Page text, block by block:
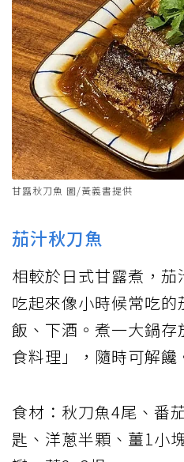
甘露秋刀魚 圖/黃義書提供
茄汁秋刀魚
相較於日式甘露煮，茄
吃起來像小時候常吃
飯、下酒。煮一大鍋
食料理」，隨時可解饞
食材：秋刀魚4尾、番
匙、洋蔥半顆、薑1小